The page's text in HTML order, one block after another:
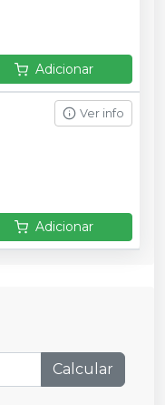
Adicionar
Ver info
Adicionar
Calcular